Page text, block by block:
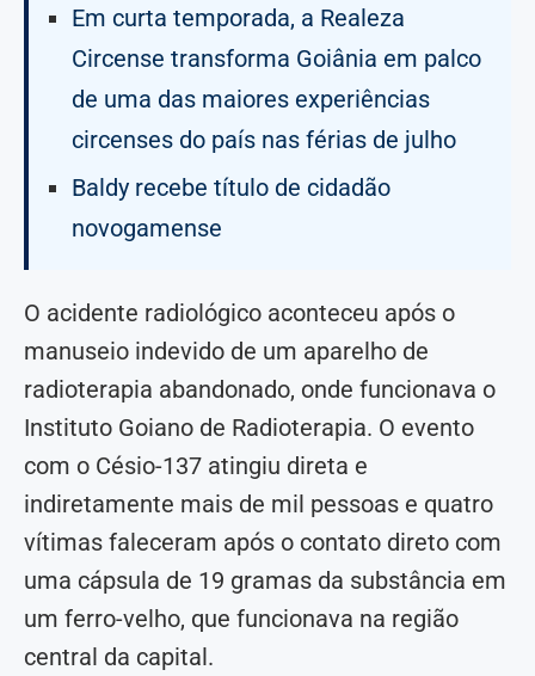
Em curta temporada, a Realeza
Circense transforma Goiânia em palco
de uma das maiores experiências
circenses do país nas férias de julho
Baldy recebe título de cidadão
novogamense
O acidente radiológico aconteceu após o
manuseio indevido de um aparelho de
radioterapia abandonado, onde funcionava o
Instituto Goiano de Radioterapia. O evento
com o Césio-137 atingiu direta e
indiretamente mais de mil pessoas e quatro
vítimas faleceram após o contato direto com
uma cápsula de 19 gramas da substância em
um ferro-velho, que funcionava na região
central da capital.